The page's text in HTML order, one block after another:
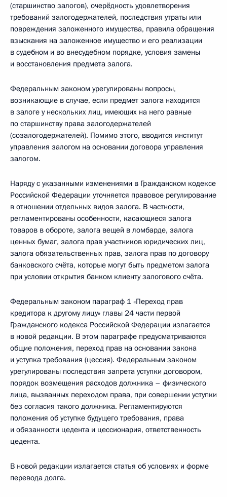
(старшинство залогов), очерёдность удовлетворения
требований залогодержателей, последствия утраты или
повреждения заложенного имущества, правила обращения
взыскания на заложенное имущество и его реализации
в судебном и во внесудебном порядке, условия замены
и восстановления предмета залога.
Федеральным законом урегулированы вопросы,
возникающие в случае, если предмет залога находится
в залоге у нескольких лиц, имеющих на него равные
по старшинству права залогодержателей
(созалогодержателей). Помимо этого, вводится институт
управления залогом на основании договора управления
залогом.
Наряду с указанными изменениями в Гражданском кодексе
Российской Федерации уточняется правовое регулирование
в отношении отдельных видов залога. В частности,
регламентированы особенности, касающиеся залога
товаров в обороте, залога вещей в ломбарде, залога
ценных бумаг, залога прав участников юридических лиц,
залога обязательственных прав, залога прав по договору
банковского счёта, которые могут быть предметом залога
при условии открытия банком клиенту залогового счёта.
Федеральным законом параграф 1 «Переход прав
кредитора к другому лицу» главы 24 части первой
Гражданского кодекса Российской Федерации излагается
в новой редакции. В этом параграфе предусматриваются
общие положения, переход прав на основании закона
и уступка требования (цессия). Федеральным законом
урегулированы последствия запрета уступки договором,
порядок возмещения расходов должника – физического
лица, вызванных переходом права, при совершении уступки
без согласия такого должника. Регламентируются
положения об уступке будущего требования, права
и обязанности цедента и цессионария, ответственность
цедента.
В новой редакции излагается статья об условиях и форме
перевода долга.